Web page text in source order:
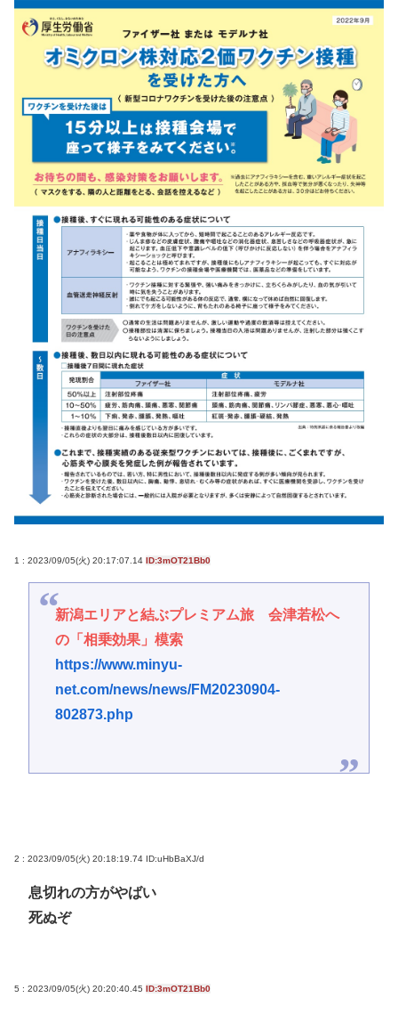
1 : 2023/09/05(火) 20:17:07.14 ID:3mOT21Bb0
新潟エリアと結ぶプレミアム旅 会津若松へ
の「相乗効果」模索
https://www.minyu-
net.com/news/news/FM20230904-
802873.php
2 : 2023/09/05(火) 20:18:19.74 ID:uHbBaXJ/d
息切れの方がやばい
死ぬぞ
5 : 2023/09/05(火) 20:20:40.45 ID:3mOT21Bb0